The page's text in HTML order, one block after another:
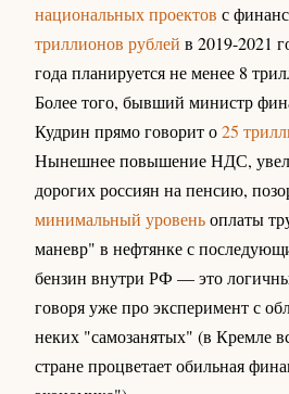
национальных проектов с
триллионов рублей в 2019-2021
года планируется не менее 8
Более того, бывший министр
Кудрин прямо говорит о25
Нынешнее повышение НДС,
дорогих россиян на пенсию,
минимальный уровеньоплаты
маневр" в нефтянке с
бензин внутри РФ — это
говоря уже про эксперимент с
неких "самозанятых" (в Кремле
стране процветает обильная